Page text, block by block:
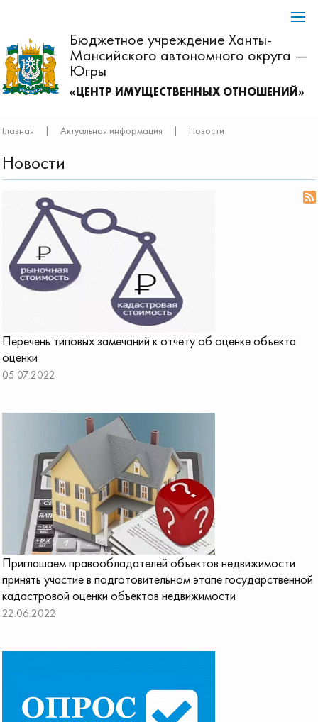
Бюджетное учреждение Ханты-
Мансийского автономного округа —
Югры
«ЦЕНТР ИМУЩЕСТВЕННЫХ ОТНОШЕНИЙ»
Главная | Актуальная информация | Новости
Новости
Перечень типовых замечаний к отчету об оценке объекта
оценки
05.07.2022
Приглашаем правообладателей объектов недвижимости
принять участие в подготовительном этапе государственной
кадастровой оценки объектов недвижимости
22.06.2022